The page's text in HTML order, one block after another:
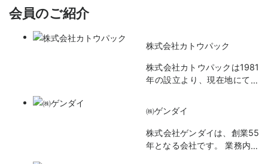
会員のご紹介
株式会社カトウパック
株式会社カトウパックは1981
年の設立より、現在地にてダ
続けております。設計から製
造加工、発送まですべて弊社
内で行っており、最短でのお
届けが可能です。地元のお客
㈱ゲンダイ
株式会社ゲンダイは、創業55
年となる会社です。 業務内容